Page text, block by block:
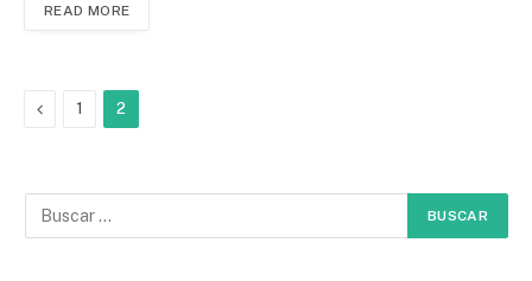
READ MORE
Previous
1 2